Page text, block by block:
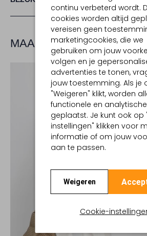
continu verbeterd wordt.
cookies worden altijd
vereisen geen
marketingcookies, die we
gebruiken om jouw
volgen en je
advertenties te tonen,
jouw toestemming. Als je
"Weigeren" klikt, worden
functionele en
geplaatst. Je kunt ook op
instellingen" klikken voor
informatie of om jouw
aan te passen.
Weigeren
Cookie-
MAAK JE LOOK